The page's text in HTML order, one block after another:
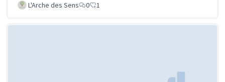
L'Arche des Sens 0 1